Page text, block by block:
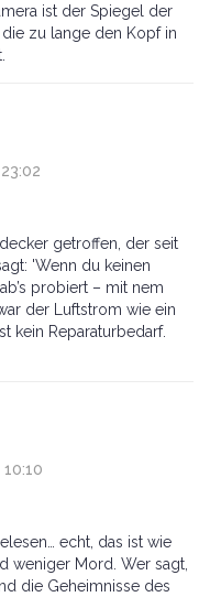
ist der Spiegel der
zu lange den Kopf in
getroffen, der seit
'Wenn du keinen
probiert – mit nem
der Luftstrom wie ein
kein Reparaturbedarf.
echt, das ist wie
weniger Mord. Wer sagt,
die Geheimnisse des